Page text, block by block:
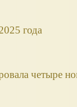
года
четыре